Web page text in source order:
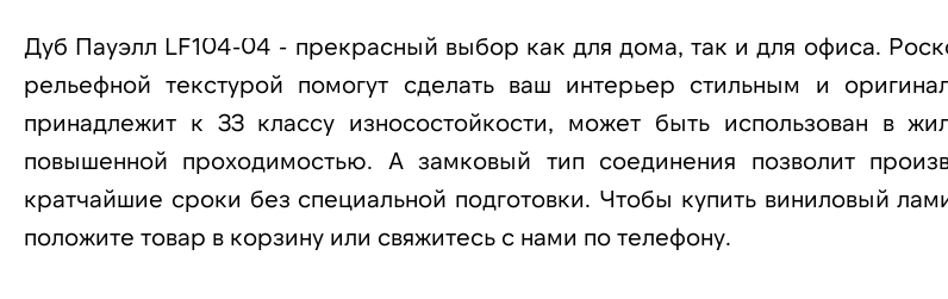
Дуб Пауэлл LF104-04 - прекрасный выбор как для дома, так и для офиса.
рельефной текстурой помогут сделать ваш интерьер стильным и
принадлежит к 33 классу износостойкости, может быть использован в
повышенной проходимостью. А замковый тип соединения позволит
кратчайшие сроки без специальной подготовки. Чтобы купить виниловый
положите товар в корзину или свяжитесь с нами по телефону.